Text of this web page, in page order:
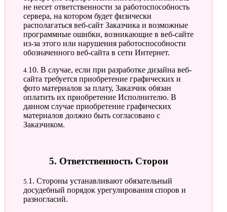
не несет ответственности за работоспособность
сервера, на котором будет физически
располагаться веб-сайт Заказчика и возможные
программные ошибки, возникающие в веб-сайте
из-за этого или нарушения работоспособности
обозначенного веб-сайта в сети Интернет.
4.10. В случае, если при разработке дизайна веб-
сайта требуется приобретение графических и
фото материалов за плату, Заказчик обязан
оплатить их приобретение Исполнителю. В
данном случае приобретение графических
материалов должно быть согласовано с
Заказчиком.
5. Ответственность Сторон
5.1. Стороны устанавливают обязательный
досудебный порядок урегулирования споров и
разногласий.